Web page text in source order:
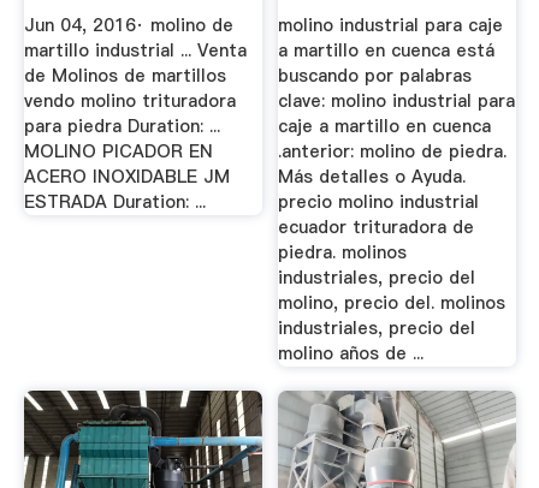
Jun 04, 2016· molino de
martillo industrial ... Venta
de Molinos de martillos
vendo molino trituradora
para piedra Duration: ...
MOLINO PICADOR EN
ACERO INOXIDABLE JM
ESTRADA Duration: ...
molino industrial para caje
a martillo en cuenca está
buscando por palabras
clave: molino industrial para
caje a martillo en cuenca
.anterior: molino de piedra.
Más detalles o Ayuda.
precio molino industrial
ecuador trituradora de
piedra. molinos
industriales, precio del
molino, precio del. molinos
industriales, precio del
molino años de ...